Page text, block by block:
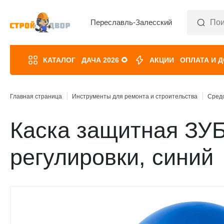
Переславль-Залесский
КАТАЛОГ ДАЧА 2026 🌻 АКЦИИ ОПЛАТА И
Главная страница Инструменты для ремонта и строительства
Каска защитная
регулировки, синий